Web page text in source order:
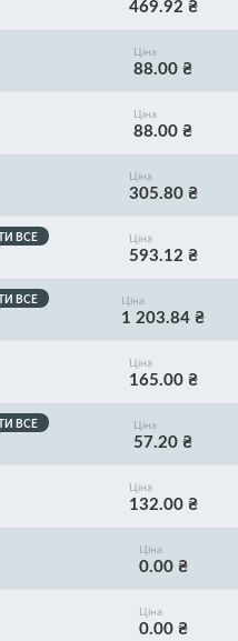
469.92 ₴
Ціна
88.00 ₴
Ціна
88.00 ₴
Ціна
305.80 ₴
512
ВСЕ Ціна
593.12 ₴
5
ВСЕ Ціна
1 203.84 ₴
Ціна
165.00 ₴
30
ВСЕ Ціна
57.20 ₴
Ціна
132.00 ₴
Ціна
0.00 ₴
Ціна
0.00 ₴